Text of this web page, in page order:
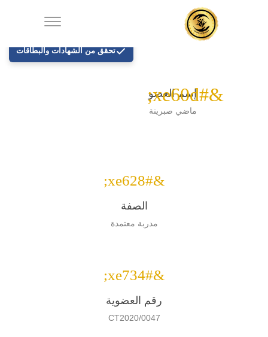
&#xe60d; إسم العضو
ماضي صبرينة
&#xe628;
الصفة
مدربة معتمدة
&#xe734;
رقم العضوية
CT2020/0047
تحقق من الشهادات والبطاقات